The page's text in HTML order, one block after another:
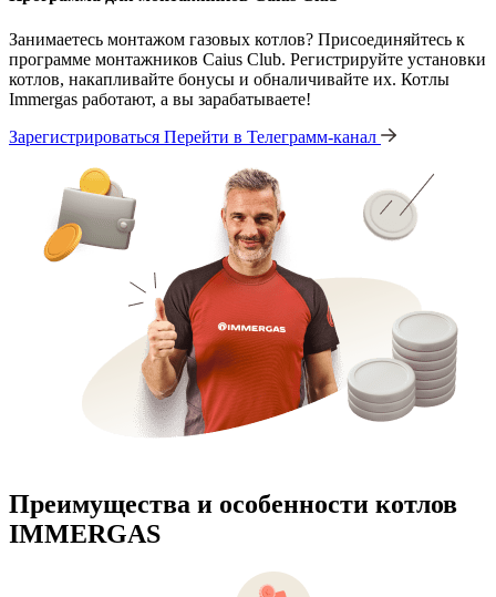
Занимаетесь монтажом газовых котлов? Присоединяйтесь к
программе монтажников Caius Club. Регистрируйте установки
котлов, накапливайте бонусы и обналичивайте их. Котлы
Immergas работают, а вы зарабатываете!
Зарегистрироваться Перейти в Телеграмм-канал
Преимущества и особенности котлов
IMMERGAS